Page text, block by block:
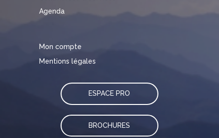
Agenda
Mon compte
Mentions légales
ESPACE PRO
BROCHURES